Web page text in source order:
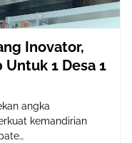
Inovator,
1 Desa 1
angka
kemandirian